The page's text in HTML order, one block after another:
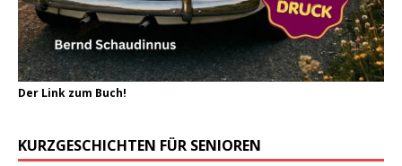
Der Link zum Buch!
KURZGESCHICHTEN FÜR SENIOREN